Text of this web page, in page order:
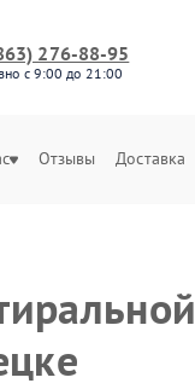
276-88-95
с 9:00 до 21:00
Отзывы Доставка